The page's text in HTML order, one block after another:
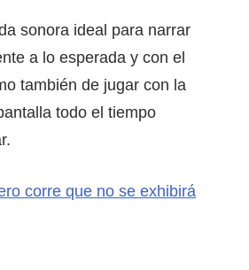
sonora ideal para narrar
a lo esperada y con el
también de jugar con la
todo el tiempo
corre que no se exhibirá